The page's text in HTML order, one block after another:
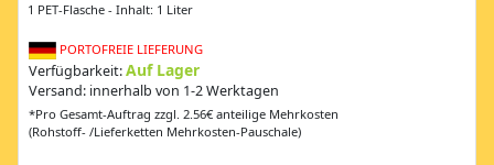
1 PET-Flasche - Inhalt: 1 Liter
PORTOFREIE LIEFERUNG
Verfügbarkeit:Auf Lager
Versand: innerhalb von 1-2 Werktagen
*Pro Gesamt-Auftrag zzgl. 2.56€ anteilige Mehrkosten
(Rohstoff- /Lieferketten Mehrkosten-Pauschale)